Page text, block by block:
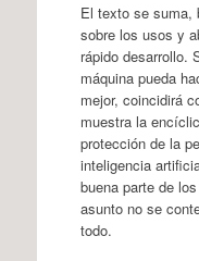
El texto se suma,
sobre los usos y
rápido desarrollo.
máquina pueda
mejor, coincidirá
muestra la
protección de la
inteligencia
buena parte de
asunto no se
todo.